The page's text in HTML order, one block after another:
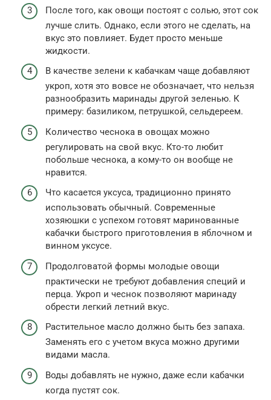
После того, как овощи постоят с солью, этот сок
лучше слить. Однако, если этого не сделать, на
вкус это повлияет. Будет просто меньше
жидкости.
В качестве зелени к кабачкам чаще добавляют
укроп, хотя это вовсе не обозначает, что нельзя
разнообразить маринады другой зеленью. К
примеру: базиликом, петрушкой, сельдереем.
Количество чеснока в овощах можно
регулировать на свой вкус. Кто-то любит
побольше чеснока, а кому-то он вообще не
нравится.
Что касается уксуса, традиционно принято
использовать обычный. Современные
хозяюшки с успехом готовят маринованные
кабачки быстрого приготовления в яблочном и
винном уксусе.
Продолговатой формы молодые овощи
практически не требуют добавления специй и
перца. Укроп и чеснок позволяют маринаду
обрести легкий летний вкус.
Растительное масло должно быть без запаха.
Заменять его с учетом вкуса можно другими
видами масла.
Воды добавлять не нужно, даже если кабачки
когда пустят сок.